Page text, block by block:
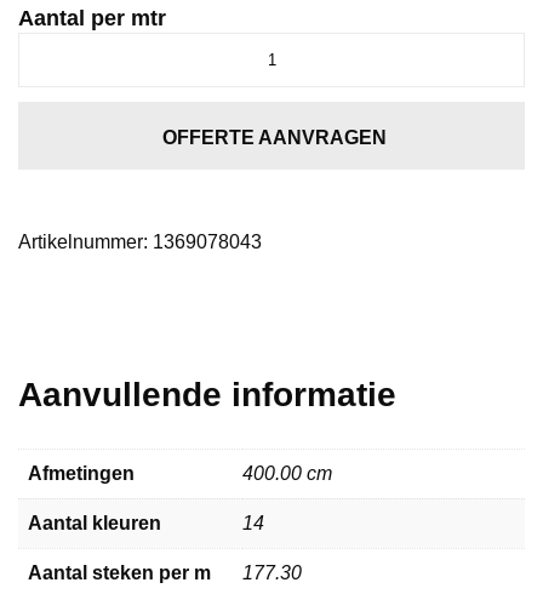
Aantal per mtr
OFFERTE AANVRAGEN
Artikelnummer: 1369078043
Aanvullende informatie
Afmetingen 400.00 cm
Aantal kleuren 14
Aantal steken per m 177.30